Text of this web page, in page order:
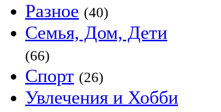
Разное (40)
Семья, Дом, Дети
(66)
Спорт (26)
Увлечения и Хобби